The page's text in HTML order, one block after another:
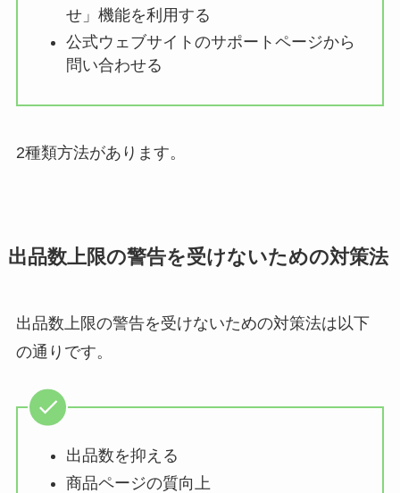
せ」機能を利用する
公式ウェブサイトのサポートページから
問い合わせる
2種類方法があります。
出品数上限の警告を受けないための対策法
出品数上限の警告を受けないための対策法は以下
の通りです。
出品数を抑える
商品ページの質向上